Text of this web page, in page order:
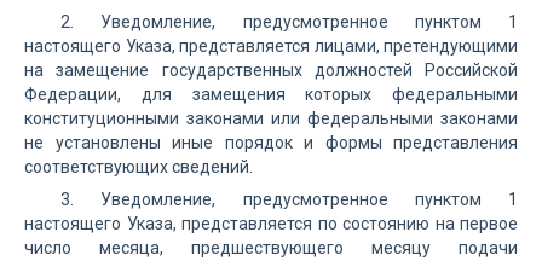
2. Уведомление, предусмотренное пунктом 1
настоящего Указа, представляется лицами, претендующими
на замещение государственных должностей Российской
Федерации, для замещения которых федеральными
конституционными законами или федеральными законами
не установлены иные порядок и формы представления
соответствующих сведений.
3. Уведомление, предусмотренное пунктом 1
настоящего Указа, представляется по состоянию на первое
число месяца, предшествующего месяцу подачи